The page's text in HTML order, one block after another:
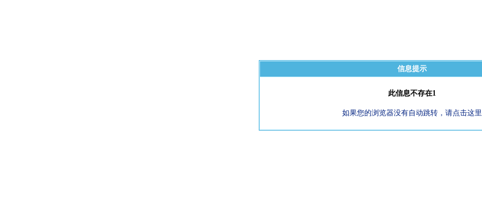
信息提示
此信息不存在1
如果您的浏览器没有自动跳转，请点击这里